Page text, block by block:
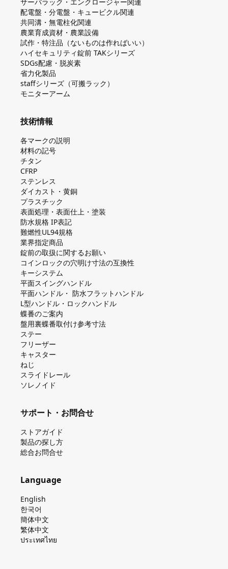
配電盤・分電盤・キュービクル関連
共同溝・無電柱化関連
農業育成資材・農業設備
試作・特注品（ないものは作ればいい）
ハイセキュリティ錠前 TAKシリーズ
SDGs配慮・脱炭素
省力化製品
staffシリーズ（可搬ラック）
モニターアーム
技術情報
各マークの説明
材料の記号
チタン
CFRP
ステンレス
ダイカスト・⻩銅
プラスチック
表面処理・表面仕上・塗装
防⽔規格 IP表記
難燃性UL94規格
業界指定商品
錠前の取扱に関するお願い
コインロックの⽳明け⼨法の互換性
キーシステム
平⾯スイングハンドル
平⾯ハンドル・ 防⽔フラットハンドル
L型ハンドル・ロックハンドル
蝶番のご案内
盤⽤裏蝶番取付け参考⼨法
ステー
フリーザー
キャスター
ねじ
スライドレール
ソレノイド
サポート・お問合せ
ストアガイド
製品の探し⽅
総合お問合せ
Language
English
한국어
簡体中文
繁体中文
ประเทศไทย